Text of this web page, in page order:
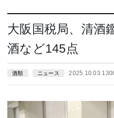
大阪国税局、清
酒など145点
酒類 ニュース 2025.10.03